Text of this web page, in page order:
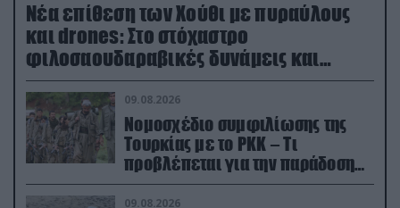
Νέα επίθεση των Χούθι με πυραύλους
και drones: Στο στόχαστρο
φιλοσαουδαραβικές δυνάμεις και
εγκαταστάσεις
09.08.2026
Νομοσχέδιο συμφιλίωσης της
Τουρκίας με το ΡΚΚ – Τι
προβλέπεται για την παράδοση
των όπλων
09.08.2026